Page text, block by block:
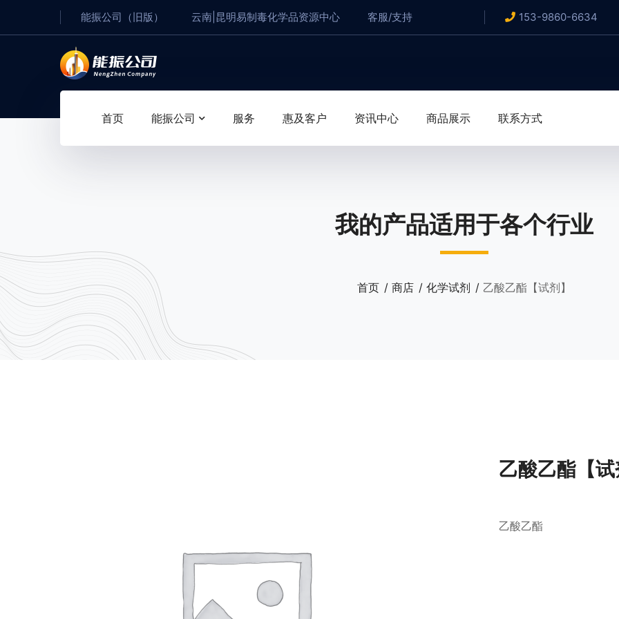
能振公司（旧版） 云南|昆明易制毒化学品资源中心 客服/支持 153-9860-6634
首页 能振公司 服务 惠及客户 资讯中心 商品展示 联系方式
我的产品适用于各个行业
首页 商店 化学试剂 乙酸乙酯【试剂】
乙酸乙酯【
乙酸乙酯